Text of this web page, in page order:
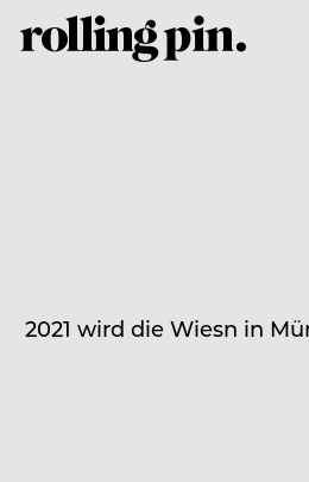
2021 wird die Wiesn in